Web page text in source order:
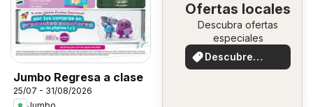
Jumbo Regresa a clase
25/07 - 31/08/2026
Ofertas locales
Descubra ofertas
especiales
Descubre
ofertas